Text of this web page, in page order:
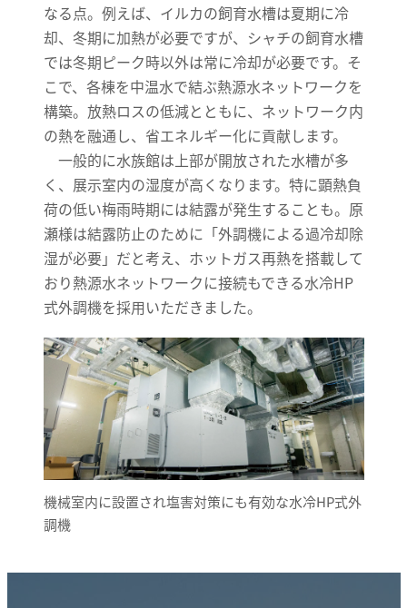
なる点。例えば、イルカの飼育水槽は夏期に冷
却、冬期に加熱が必要ですが、シャチの飼育水槽
では冬期ピーク時以外は常に冷却が必要です。そ
こで、各棟を中温水で結ぶ熱源水ネットワークを
構築。放熱ロスの低減とともに、ネットワーク内
の熱を融通し、省エネルギー化に貢献します。
一般的に水族館は上部が開放された水槽が多
く、展示室内の湿度が高くなります。特に顕熱負
荷の低い梅雨時期には結露が発生することも。原
瀬様は結露防止のために「外調機による過冷却除
湿が必要」だと考え、ホットガス再熱を搭載して
おり熱源水ネットワークに接続もできる水冷HP
式外調機を採用いただきました。
機械室内に設置され塩害対策にも有効な水冷HP式外
調機